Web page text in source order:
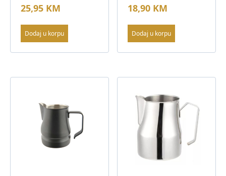
25,95 KM
Dodaj u korpu
18,90 KM
Dodaj u korpu